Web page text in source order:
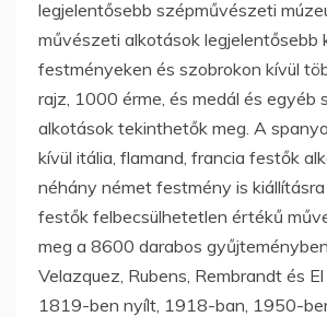
legjelentősebb szépművészeti
művészeti alkotások legjelentősebb
festményeken és szobrokon kívül
rajz, 1000 érme, és medál és egyéb
alkotások tekinthetők meg. A
kívül itália, flamand, francia festők
néhány német festmény is kiállításra
festők felbecsülhetetlen értékű
meg a 8600 darabos
Velazquez, Rubens, Rembrandt és
1819-ben nyílt, 1918-ban, 1950-